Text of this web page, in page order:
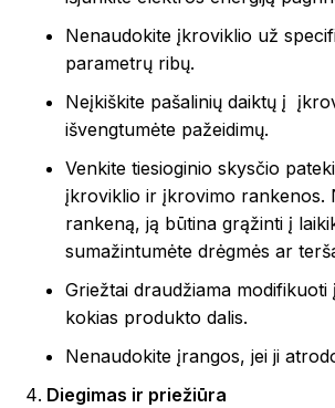
Nenaudokite įkroviklio už
parametrų ribų.
Neįkiškite pašalinių daiktų į
išvengtumėte pažeidimų.
Venkite tiesioginio skysčio
įkroviklio ir įkrovimo rankenos.
rankeną, ją būtina grąžinti į
sumažintumėte drėgmės ar
Griežtai draudžiama
kokias produkto dalis.
Nenaudokite įrangos, jei ji
Diegimas ir priežiūra